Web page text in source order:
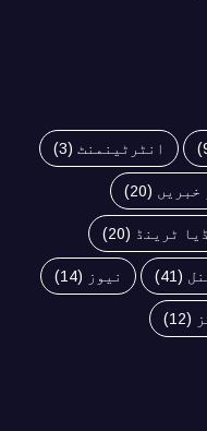
انٹرٹینمنٹ (3)
خبریں (20)
ٹرینڈ (20)
(41) نیوز (14)
(12)